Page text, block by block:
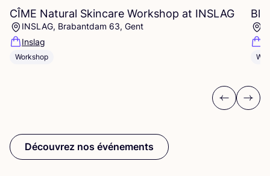
CÎME Natural Skincare Workshop at INSLAG
INSLAG, Brabantdam 63, Gent
Inslag
Workshop
Previous
Next
Découvrez nos événements